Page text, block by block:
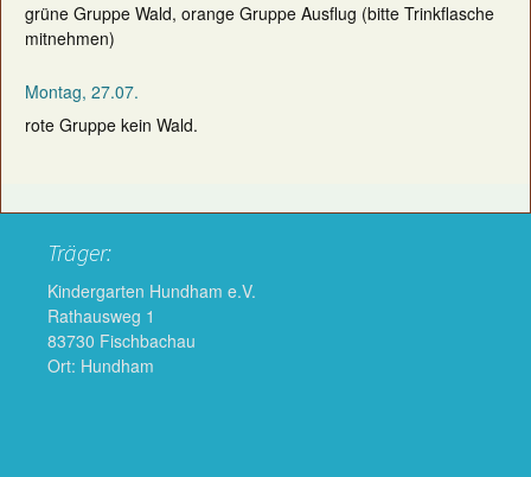
grüne Gruppe Wald, orange Gruppe Ausflug (bitte Trinkflasche
mitnehmen)
Montag, 27.07.
rote Gruppe kein Wald.
Träger:
Kindergarten Hundham e.V.
Rathausweg 1
83730 Fischbachau
Ort: Hundham